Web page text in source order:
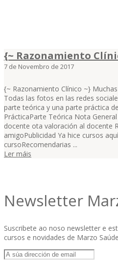
{~ Razonamiento
7 de Novembro de 2017
{~ Razonamiento Clínico ~}
Todas las fotos en las redes
parte teórica y una parte práctica
PrácticaParte Teórica Nota
docente ota valoración al docente
amigoPublicidad Ya hice cursos
cursoRecomendarias ...
Ler máis
Newsletter
Suscribete ao noso newsletter e
cursos e novidades de Marzo Saúde